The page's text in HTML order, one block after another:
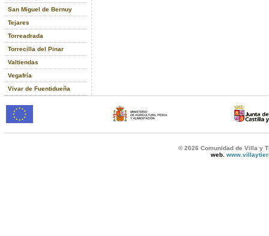
San Miguel de Bernuy
Tejares
Torreadrada
Torrecilla del Pinar
Valtiendas
Vegafría
Vivar de Fuentidueña
© 2026 Comunidad de Villa y
web.